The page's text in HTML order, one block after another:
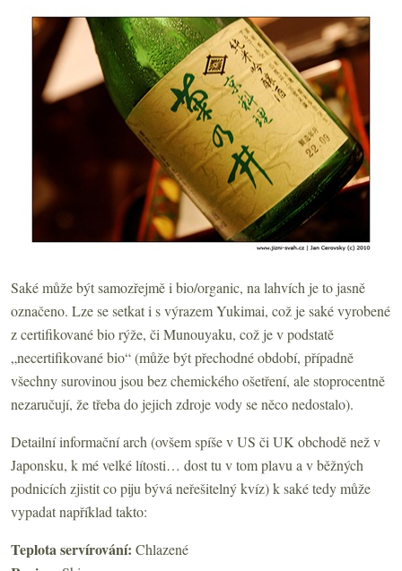
Saké může být samozřejmě i bio/organic, na lahvích je to jasně
označeno. Lze se setkat i s výrazem Yukimai, což je saké vyrobené
z certifikované bio rýže, či Munouyaku, což je v podstatě
„necertifikované bio“ (může být přechodné období, případně
všechny surovinou jsou bez chemického ošetření, ale stoprocentně
nezaručují, že třeba do jejich zdroje vody se něco nedostalo).
Detailní informační arch (ovšem spíše v US či UK obchodě než v
Japonsku, k mé velké lítosti… dost tu v tom plavu a v běžných
podnicích zjistit co piju bývá neřešitelný kvíz) k saké tedy může
vypadat například takto:
Teplota servírování: Chlazené